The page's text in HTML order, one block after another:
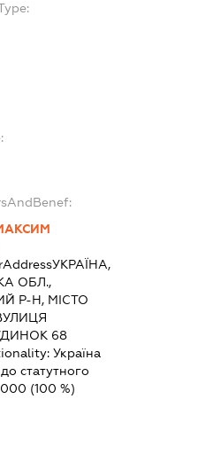
УКРАЇНА,
ОБЛ.,
Р-Н, МІСТО
68
Україна
статутного
000 (100 %)